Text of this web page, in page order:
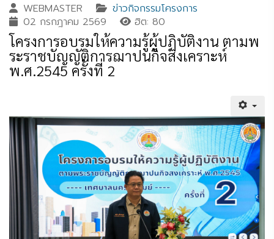
WEBMASTER
ข่าวกิจกรรมโครงการ
02 กรกฎาคม 2569
ฮิต: 80
โครงการอบรมให้ความรู้ผู้ปฏิบัติงาน ตามพ
ระราชบัญญัติการฌาปนกิจสงเคราะห์
พ.ศ.2545 ครั้งที่ 2